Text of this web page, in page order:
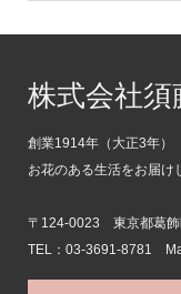
株式会社須
創業1914年（大正3年
お花のある生活をお届け
〒124-0023 東京都葛飾
TEL：03-3691-8781